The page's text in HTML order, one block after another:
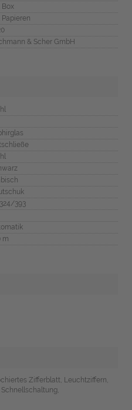
Box
Papieren
& Scher GmbH
324/393
m
Zifferblatt, Leuchtziffern,